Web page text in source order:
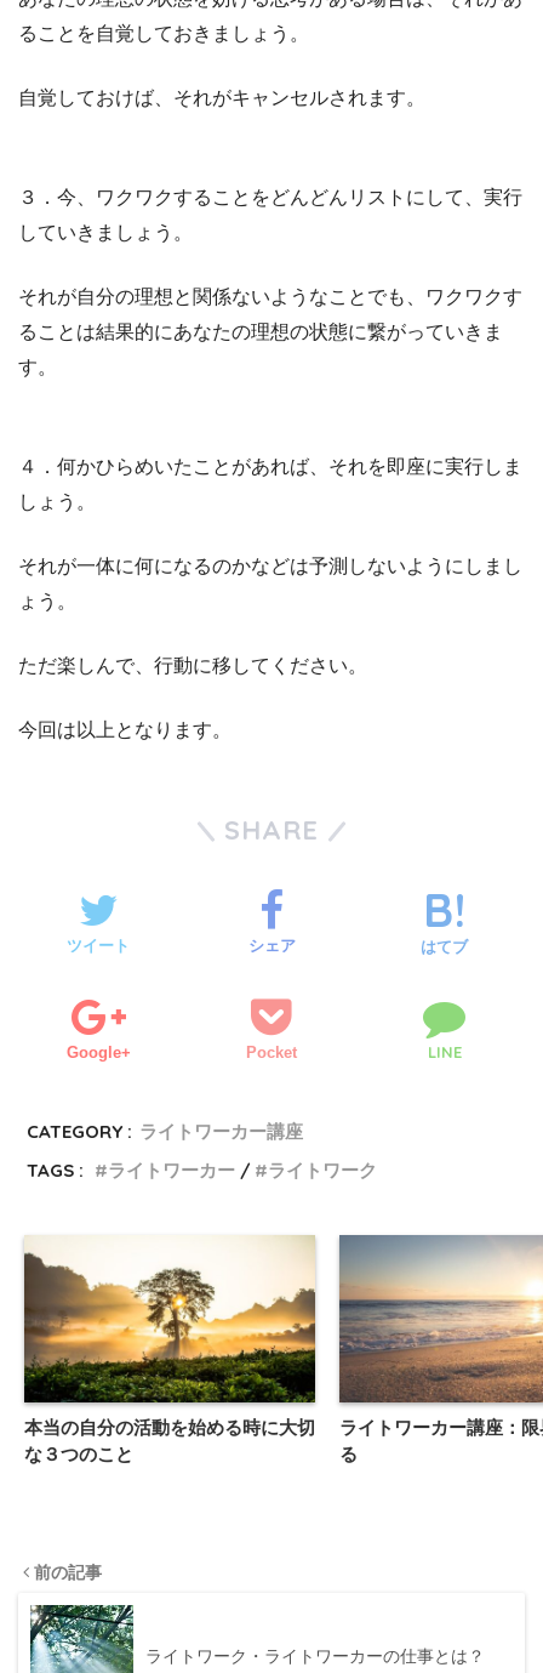
ることを自覚しておきましょう。
自覚しておけば、それがキャンセルされます。
３．今、ワクワクすることをどんどんリストにして、実行
していきましょう。
それが自分の理想と関係ないようなことでも、ワクワクす
ることは結果的にあなたの理想の状態に繋がっていきま
す。
４．何かひらめいたことがあれば、それを即座に実行しま
しょう。
それが一体に何になるのかなどは予測しないようにしまし
ょう。
ただ楽しんで、行動に移してください。
今回は以上となります。
SHARE
ツイート シェア はてブ
Google+ Pocket LINE
CATEGORY : ライトワーカー講座
TAGS :
ライトワーカー ライトワーク
本当の自分の活動を始める時に大切
な３つのこと
ライトワーカー講座：
る
前の記事
ライトワーク・ライトワーカーの仕事とは？